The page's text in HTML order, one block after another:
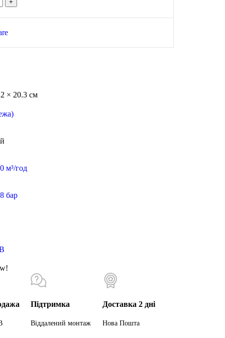
× 20.3 см
м³/год
бар
Підтримка
Віддалений монтаж
Доставка 2 дні
Нова Пошта